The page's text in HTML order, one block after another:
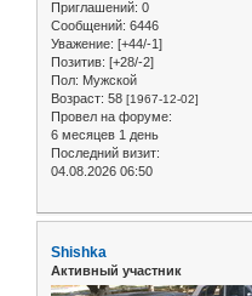
Приглашений: 0
Сообщений: 6446
Уважение: [+44/-1]
Позитив: [+28/-2]
Пол: Мужской
Возраст: 58 [1967-12-02]
Провел на форуме:
6 месяцев 1 день
Последний визит:
04.08.2026 06:50
Shishka
Активный участник